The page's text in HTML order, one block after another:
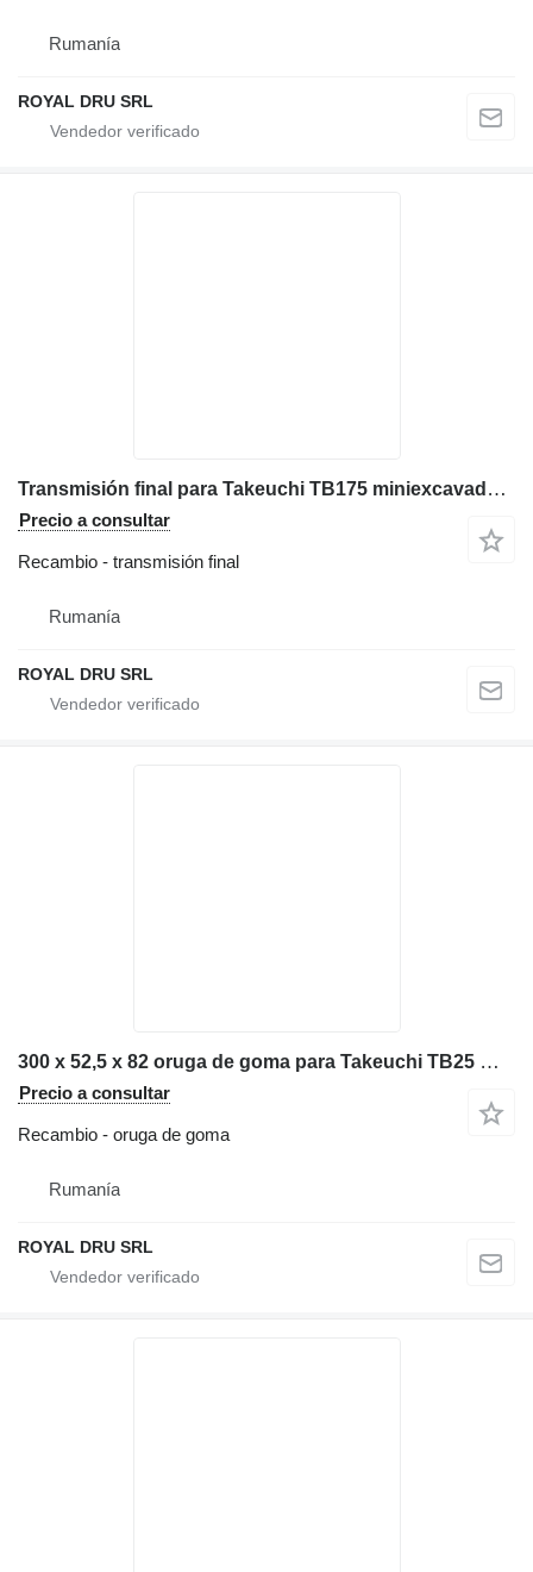
Rumanía
ROYAL DRU SRL
Transmisión final para Takeuchi TB175 miniexcavadora
Precio a consultar
Recambio - transmisión final
Rumanía
ROYAL DRU SRL
300 x 52,5 x 82 oruga de goma para Takeuchi TB25 miniexcavadora
Precio a consultar
Recambio - oruga de goma
Rumanía
ROYAL DRU SRL